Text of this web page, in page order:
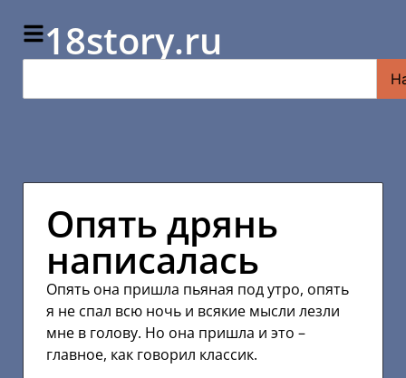
18story.ru
Опять дрянь
написалась
Опять она пришла пьяная под утро, опять
я не спал всю ночь и всякие мысли лезли
мне в голову. Но она пришла и это –
главное, как говорил классик.